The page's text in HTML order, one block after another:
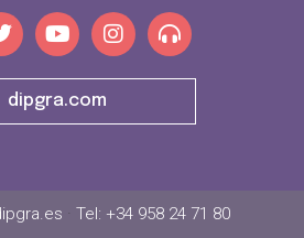
dipgra.com
· Tel: +34 958 24 71 80